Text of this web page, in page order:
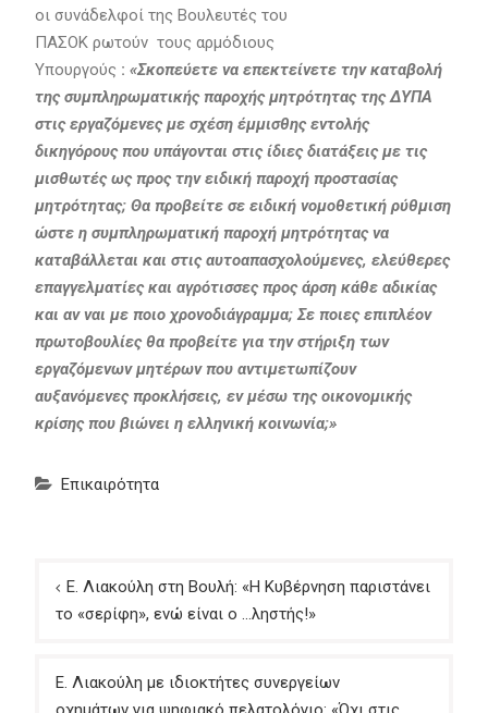
οι συνάδελφοί της Βουλευτές του
ΠΑΣΟΚ ρωτούν τους αρμόδιους
Υπουργούς : «Σκοπεύετε να επεκτείνετε την καταβολή
της συμπληρωματικής παροχής μητρότητας της ΔΥΠΑ
στις εργαζόμενες με σχέση έμμισθης εντολής
δικηγόρους που υπάγονται στις ίδιες διατάξεις με τις
μισθωτές ως προς την ειδική παροχή προστασίας
μητρότητας; Θα προβείτε σε ειδική νομοθετική ρύθμιση
ώστε η συμπληρωματική παροχή μητρότητας να
καταβάλλεται και στις αυτοαπασχολούμενες, ελεύθερες
επαγγελματίες και αγρότισσες προς άρση κάθε αδικίας
και αν ναι με ποιο χρονοδιάγραμμα; Σε ποιες επιπλέον
πρωτοβουλίες θα προβείτε για την στήριξη των
εργαζόμενων μητέρων που αντιμετωπίζουν
αυξανόμενες προκλήσεις, εν μέσω της οικονομικής
κρίσης που βιώνει η ελληνική κοινωνία;»
Επικαιρότητα
Πλοήγηση
άρθρων
Ε. Λιακούλη στη Βουλή: «Η Κυβέρνηση παριστάνει
το «σερίφη», ενώ είναι ο …ληστής!»
Ε. Λιακούλη με ιδιοκτήτες συνεργείων